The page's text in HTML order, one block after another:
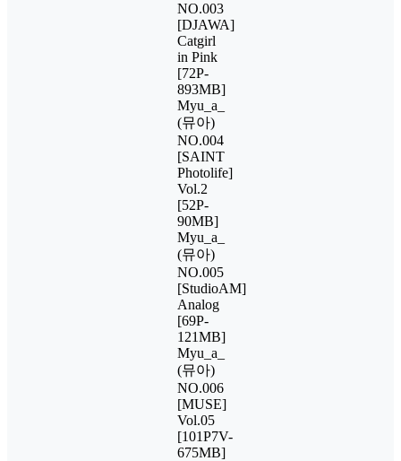
NO.003
[DJAWA]
Catgirl
in Pink
[72P-
893MB]
Myu_a_
(뮤아)
NO.004
[SAINT
Photolife]
Vol.2
[52P-
90MB]
Myu_a_
(뮤아)
NO.005
[StudioAM]
Analog
[69P-
121MB]
Myu_a_
(뮤아)
NO.006
[MUSE]
Vol.05
[101P7V-
675MB]